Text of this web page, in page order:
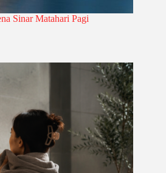
Sinar Matahari Pagi